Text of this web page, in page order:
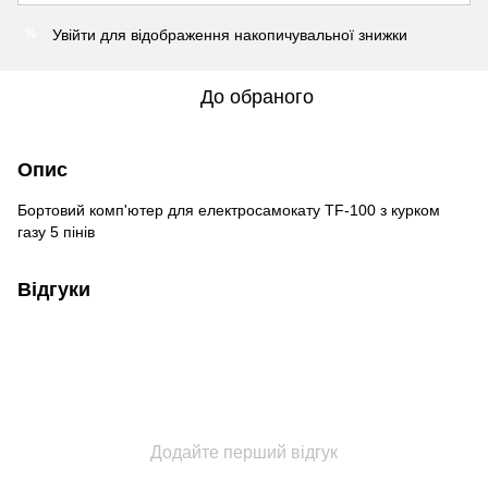
Увійти для відображення накопичувальної знижки
До обраного
Опис
Бортовий комп'ютер для електросамокату TF-100 з курком
газу 5 пінів
Відгуки
Додайте перший відгук